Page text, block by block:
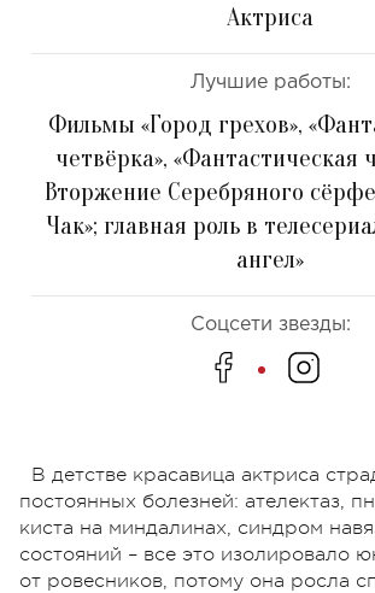
Актриса
Лучшие работы:
Фильмы «Город грехов»,
четвёрка», «Фантастическая
Вторжение Серебряного
Чак»; главная роль в
ангел»
Соцсети звезды:
В детстве красавица актриса
постоянных болезней: ателектаз,
киста на миндалинах, синдром
состояний – все это изолировало
от ровесников, потому она росла